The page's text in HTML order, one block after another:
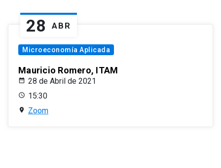
28 ABR
Microeconomía Aplicada
Mauricio Romero, ITAM
28 de Abril de 2021
15:30
Zoom